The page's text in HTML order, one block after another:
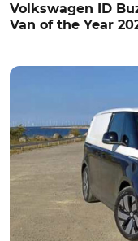
Volkswagen ID
Van of the Year